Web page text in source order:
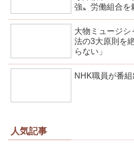
強〟労働組合を
大物ミュージシ
法の3大原則を
らない」
NHK職員が番
人気記事